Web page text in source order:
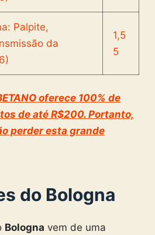
1,5
5
oferece 100% de
de até R$200. Portanto,
perder esta grande
do Bologna
Bologna vem de uma